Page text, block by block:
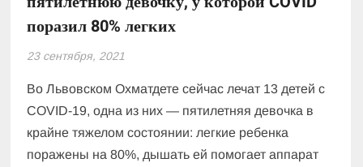
поразил 80% легких
23 сентября, 2021
Во Львовском Охматдете сейчас лечат 13 детей с
COVID-19, одна из них — пятилетняя девочка в
крайне тяжелом состоянии: легкие ребенка
поражены на 80%, дышать ей помогает аппарат